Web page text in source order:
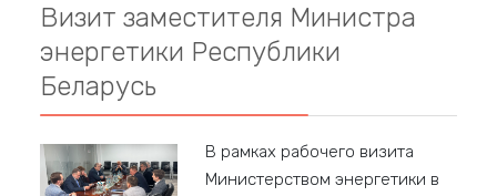
Визит заместителя Министра
энергетики Республики
Беларусь
В рамках рабочего визита
Министерством энергетики в